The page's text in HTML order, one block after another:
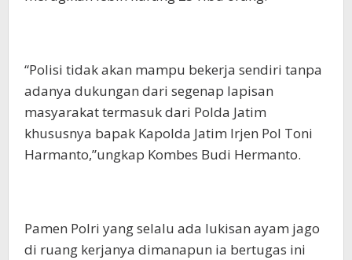
“Polisi tidak akan mampu bekerja sendiri tanpa
adanya dukungan dari segenap lapisan
masyarakat termasuk dari Polda Jatim
khususnya bapak Kapolda Jatim Irjen Pol Toni
Harmanto,”ungkap Kombes Budi Hermanto.
Pamen Polri yang selalu ada lukisan ayam jago
di ruang kerjanya dimanapun ia bertugas ini